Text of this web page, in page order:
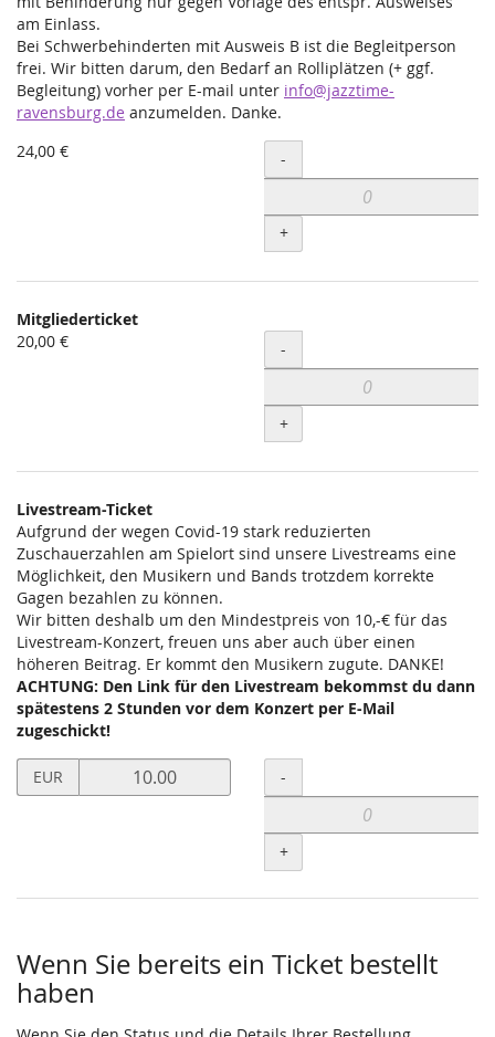
am Einlass.
Bei Schwerbehinderten mit Ausweis B ist die Begleitperson
frei. Wir bitten darum, den Bedarf an Rolliplätzen (+ ggf.
Begleitung) vorher per E-mail unter info@jazztime-
ravensburg.de anzumelden. Danke.
24,00 €
Menge
-
+
Mitgliederticket
20,00 €
Menge
-
+
Livestream-Ticket
Aufgrund der wegen Covid-19 stark reduzierten
Zuschauerzahlen am Spielort sind unsere Livestreams eine
Möglichkeit, den Musikern und Bands trotzdem korrekte
Gagen bezahlen zu können.
Wir bitten deshalb um den Mindestpreis von 10,-€ für das
Livestream-Konzert, freuen uns aber auch über einen
höheren Beitrag. Er kommt den Musikern zugute. DANKE!
ACHTUNG: Den Link für den Livestream bekommst du dann
spätestens 2 Stunden vor dem Konzert per E-Mail
zugeschickt!
Preis
in
setzen
EUR Menge
-
+
Wenn Sie bereits ein Ticket bestellt
haben